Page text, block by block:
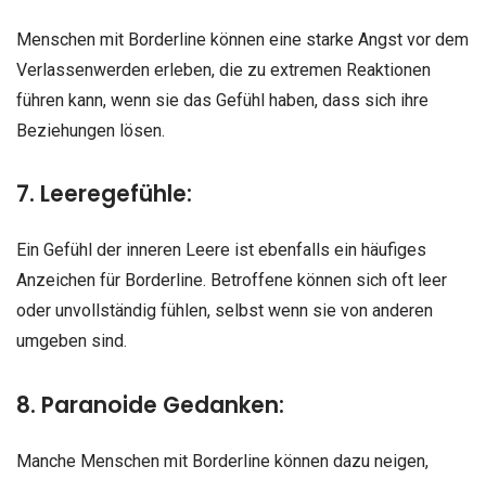
Menschen mit Borderline können eine starke Angst vor dem
Verlassenwerden erleben, die zu extremen Reaktionen
führen kann, wenn sie das Gefühl haben, dass sich ihre
Beziehungen lösen.
7. Leeregefühle:
Ein Gefühl der inneren Leere ist ebenfalls ein häufiges
Anzeichen für Borderline. Betroffene können sich oft leer
oder unvollständig fühlen, selbst wenn sie von anderen
umgeben sind.
8. Paranoide Gedanken:
Manche Menschen mit Borderline können dazu neigen,